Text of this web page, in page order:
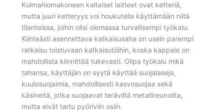
Kulmahiomakoneen kaltaiset laitteet ovat ketteriä,
mutta juuri ketteryys voi houkutella käyttämään niitä
tilanteissa, joihin olisi olemassa turvallisempi työkalu.
Kiinteästi asennettava katkaisusaha on usein parempi
ratkaisu toistuvaan katkaisutöihin, koska kappale on
mahdollista kiinnittää tukevasti. Olipa työkalu mikä
tahansa, käyttäjän on syytä käyttää suojalaseja,
kuulosuojaimia, mahdollisesti kasvosuojaa sekä
käsineitä, jotka suojaavat teräviltä metallireunoilta,
mutta eivät tartu pyöriviin osiin.